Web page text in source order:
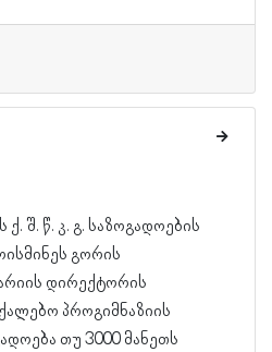
ქ. შ. წ. კ. გ. საზოგადოების
გორის
დირექტორის
პროგიმნაზიის
თუ 3000 მანეთს